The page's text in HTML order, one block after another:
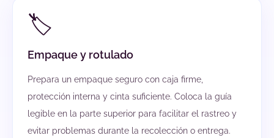
🏷️
Empaque y rotulado
Prepara un empaque seguro con caja firme,
protección interna y cinta suficiente. Coloca la guía
legible en la parte superior para facilitar el rastreo y
evitar problemas durante la recolección o entrega.